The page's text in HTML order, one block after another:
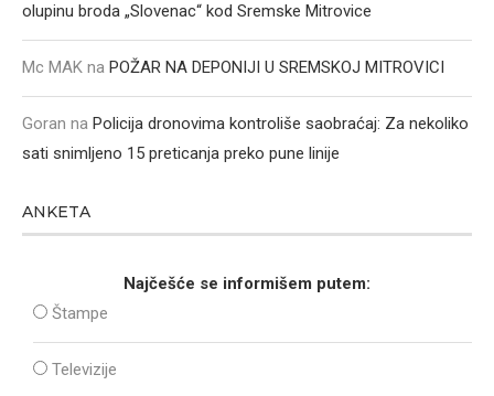
olupinu broda „Slovenac“ kod Sremske Mitrovice
Mc MAK na POŽAR NA DEPONIJI U SREMSKOJ MITROVICI
Goran na Policija dronovima kontroliše saobraćaj: Za nekoliko
sati snimljeno 15 preticanja preko pune linije
ANKETA
Najčešće se informišem putem:
Štampe
Televizije